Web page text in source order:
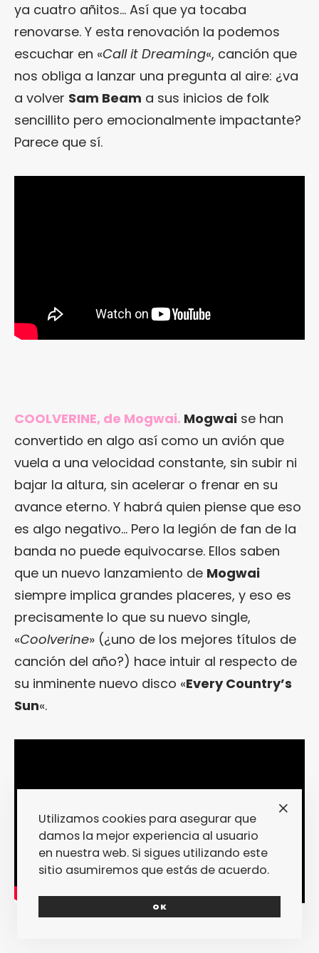
ya cuatro añitos… Así que ya tocaba
renovarse. Y esta renovación la podemos
escuchar en «Call it Dreaming«, canción que
nos obliga a lanzar una pregunta al aire: ¿va
a volver Sam Beam a sus inicios de folk
sencillito pero emocionalmente impactante?
Parece que sí.
COOLVERINE, de Mogwai. Mogwai se han
convertido en algo así como un avión que
vuela a una velocidad constante, sin subir ni
bajar la altura, sin acelerar o frenar en su
avance eterno. Y habrá quien piense que eso
es algo negativo… Pero la legión de fan de la
banda no puede equivocarse. Ellos saben
que un nuevo lanzamiento de Mogwai
siempre implica grandes placeres, y eso es
precisamente lo que su nuevo single,
«Coolverine» (¿uno de los mejores títulos de
canción del año?) hace intuir al respecto de
su inminente nuevo disco «Every Country’s
Sun«.
Utilizamos cookies para asegurar que
damos la mejor experiencia al usuario
en nuestra web. Si sigues utilizando este
sitio asumiremos que estás de acuerdo.
OK